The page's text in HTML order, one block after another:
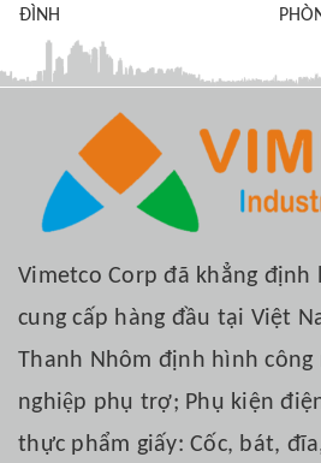
ĐÌNH
Vimetco Corp đã khẳng định
cung cấp hàng đầu tại Việt
Thanh Nhôm định hình công
nghiệp phụ trợ; Phụ kiện
thực phẩm giấy: Cốc, bát,